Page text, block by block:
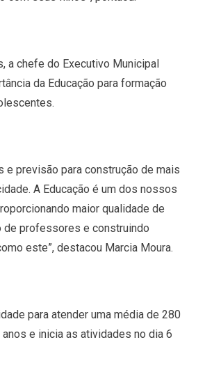
a chefe do Executivo Municipal
da Educação para formação
e previsão para construção de mais
A Educação é um dos nossos
maior qualidade de
de professores e construindo
este”, destacou Marcia Moura.
para atender uma média de 280
e inicia as atividades no dia 6